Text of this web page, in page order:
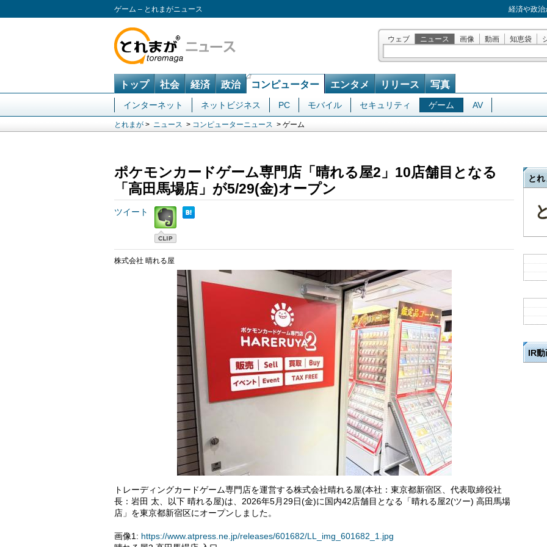
ゲーム – とれまがニュース 経済や政
ウェブ ニュース 画像 動画 知恵袋
トップ 社会 経済 政治 コンピューター エンタメ リリース 写真
インターネット ネットビジネス PC モバイル セキュリティ ゲーム AV
とれまが > ニュース > コンピューターニュース > ゲーム
ポケモンカードゲーム専門店「晴れる屋2」10店舗目となる
「高田馬場店」が5/29(金)オープン
ツイート
株式会社 晴れる屋
トレーディングカードゲーム専門店を運営する株式会社晴れる屋(本社：東京都新宿区、代表取締役社
長：岩田 太、以下 晴れる屋)は、2026年5月29日(金)に国内42店舗目となる「晴れる屋2(ツー) 高田馬場
店」を東京都新宿区にオープンしました。
画像1: https://www.atpress.ne.jp/releases/601682/LL_img_601682_1.jpg
とれ
IR動